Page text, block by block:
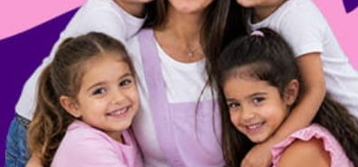
* אין אפשרות להחזר כספי
* תמונה להמחשה בלבד
* חברת “Swish” אינה אחראית לטיב השירותים והם באחריות בית העסק בלבד.
מתנות ששווה לך להכיר